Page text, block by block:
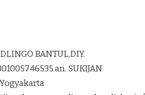
BANTUL,DIY.
an. SUKIJAN